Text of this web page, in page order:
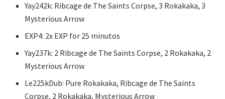
Yay242k: Ribcage de The Saints Corpse, 3 Rokakaka, 3
Mysterious Arrow
EXP4: 2x EXP for 25 minutos
Yay237k: 2 Ribcage de The Saints Corpse, 2 Rokakaka, 2
Mysterious Arrow
Le225kDub: Pure Rokakaka, Ribcage de The Saints
Corpse, 2 Rokakaka, Mysterious Arrow